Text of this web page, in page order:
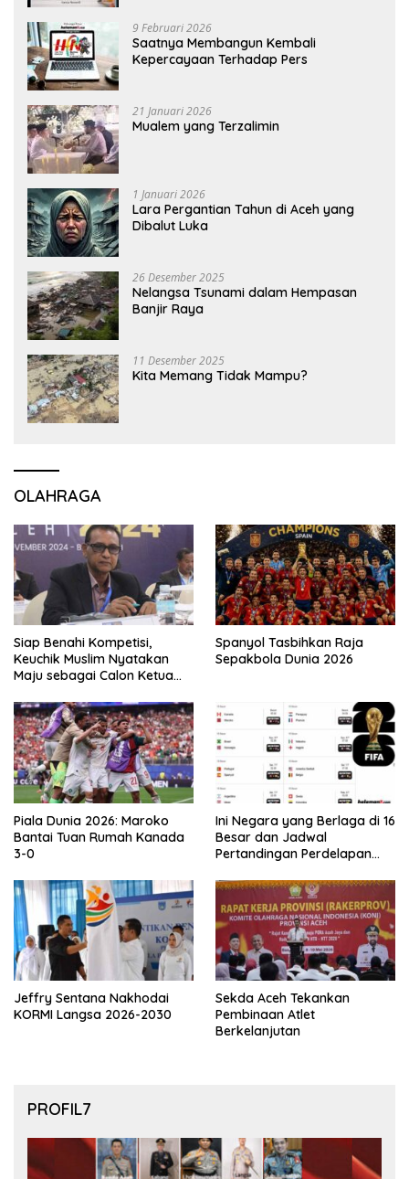
9 Februari 2026
Saatnya Membangun Kembali
Kepercayaan Terhadap Pers
21 Januari 2026
Mualem yang Terzalimin
1 Januari 2026
Lara Pergantian Tahun di Aceh yang
Dibalut Luka
26 Desember 2025
Nelangsa Tsunami dalam Hempasan
Banjir Raya
11 Desember 2025
Kita Memang Tidak Mampu?
OLAHRAGA
Siap Benahi Kompetisi,
Keuchik Muslim Nyatakan
Maju sebagai Calon Ketua
Spanyol Tasbihkan Raja
Sepakbola Dunia 2026
Piala Dunia 2026: Maroko
Bantai Tuan Rumah Kanada
3-0
Ini Negara yang Berlaga di 16
Besar dan Jadwal
Pertandingan Perdelapan
Jeffry Sentana Nakhodai
KORMI Langsa 2026-2030
Sekda Aceh Tekankan
Pembinaan Atlet
Berkelanjutan
PROFIL7